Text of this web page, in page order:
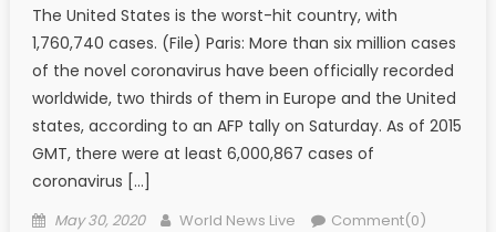
The United States is the worst-hit country, with
1,760,740 cases. (File) Paris: More than six million cases
of the novel coronavirus have been officially recorded
worldwide, two thirds of them in Europe and the United
states, according to an AFP tally on Saturday. As of 2015
GMT, there were at least 6,000,867 cases of
coronavirus […]
Posted on
May 30, 2020 Author
World News Live Comment(0)